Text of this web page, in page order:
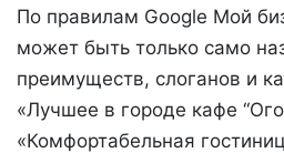
По правилам Google Мой
может быть только само
преимуществ, слоганов и
«Лучшее в городе кафе
«Комфортабельная